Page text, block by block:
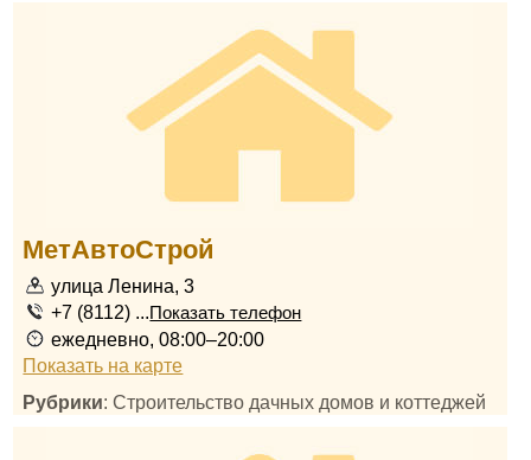
МетАвтоСтрой
улица Ленина, 3
+7 (8112) ...Показать телефон
ежедневно, 08:00–20:00
Показать на карте
Рубрики: Строительство дачных домов и коттеджей